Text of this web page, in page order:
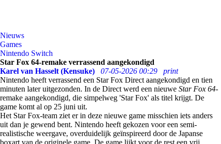
Nieuws
Games
Nintendo Switch
Star Fox 64-remake verrassend aangekondigd
Karel van Hasselt (Kensuke)
07-05-2026 00:29
print
Nintendo heeft verrassend een Star Fox Direct aangekondigd en tien
minuten later uitgezonden. In de Direct werd een nieuwe Star Fox 64-
remake aangekondigd, die simpelweg 'Star Fox' als titel krijgt. De
game komt al op 25 juni uit.
Het Star Fox-team ziet er in deze nieuwe game misschien iets anders
uit dan je gewend bent. Nintendo heeft gekozen voor een semi-
realistische weergave, overduidelijk geïnspireerd door de Japanse
boxart van de originele game. De game lijkt voor de rest een vrij